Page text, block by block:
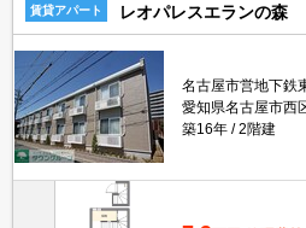
賃貸アパート レオパレスエランの森
名古屋市営地下鉄
愛知県名古屋市西
築16年
2階建